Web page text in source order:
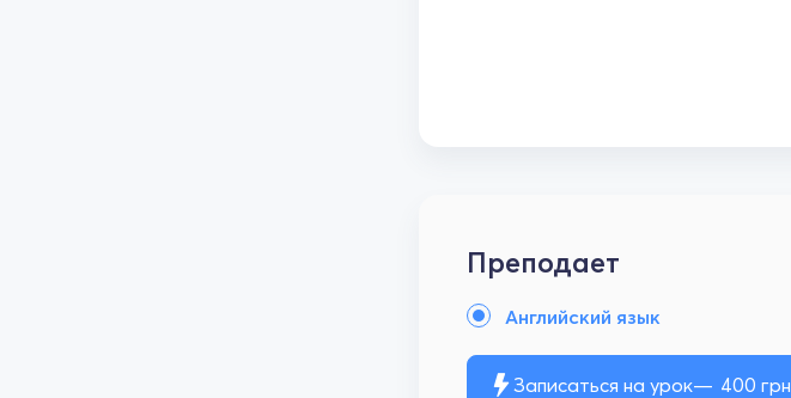
Преподает
Английский язык
Записаться на урок 400 грн